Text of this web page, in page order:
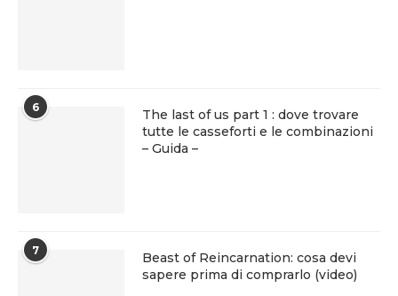
6
The last of us part 1 : dove trovare
tutte le casseforti e le combinazioni
– Guida –
7
Beast of Reincarnation: cosa devi
sapere prima di comprarlo (video)